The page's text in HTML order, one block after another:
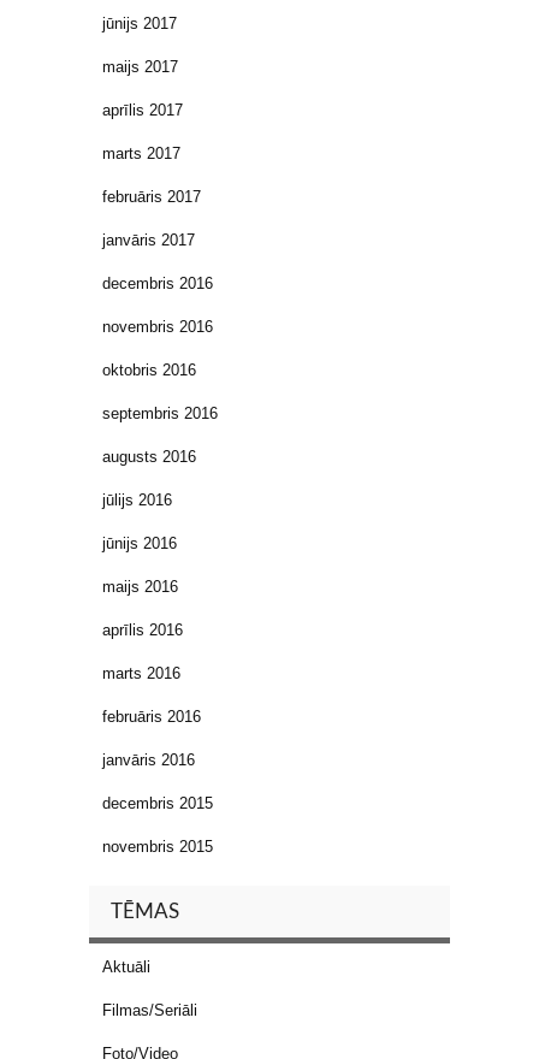
jūnijs 2017
maijs 2017
aprīlis 2017
marts 2017
februāris 2017
janvāris 2017
decembris 2016
novembris 2016
oktobris 2016
septembris 2016
augusts 2016
jūlijs 2016
jūnijs 2016
maijs 2016
aprīlis 2016
marts 2016
februāris 2016
janvāris 2016
decembris 2015
novembris 2015
TĒMAS
Aktuāli
Filmas/Seriāli
Foto/Video